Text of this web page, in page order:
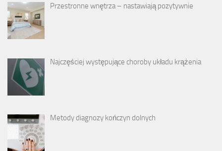
Przestronne wnętrza – nastawiają pozytywnie
Najczęściej występujące choroby układu krążenia
Metody diagnozy kończyn dolnych